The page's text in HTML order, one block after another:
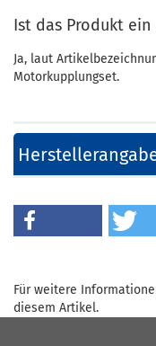
Ist das Produkt
Ja, laut
Motorkupplungset.
Für weitere
diesem Artikel.